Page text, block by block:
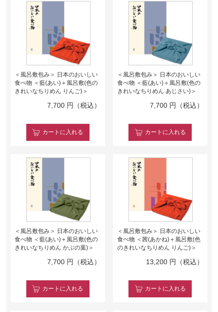
＜風呂敷包み＞ 日本のおいしい
食べ物 ＜藍(あい)＋風呂敷(色の
きれいなちりめん りんご)＞
7,700 円（税込）
カート に入れる
＜風呂敷包み＞ 日本のおいしい
食べ物 ＜藍(あい)＋風呂敷(色の
きれいなちりめん あじさい)＞
7,700 円（税込）
カート に入れる
＜風呂敷包み＞ 日本のおいしい
食べ物 ＜藍(あい)＋風呂敷(色の
きれいなちりめん かぶの葉)＞
7,700 円（税込）
カート に入れる
＜風呂敷包み＞ 日本のおいしい
食べ物 ＜茜(あかね)＋風呂敷(色
のきれいなちりめん りんご)＞
13,200 円（税込）
カート に入れる